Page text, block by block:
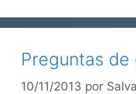
Preguntas
10/11/2013 por